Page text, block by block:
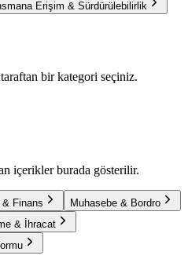
Erişim & Sürdürülebilirlik
bir kategori seçiniz.
içerikler burada gösterilir.
& Finans
Muhasebe & Bordro
& İhracat